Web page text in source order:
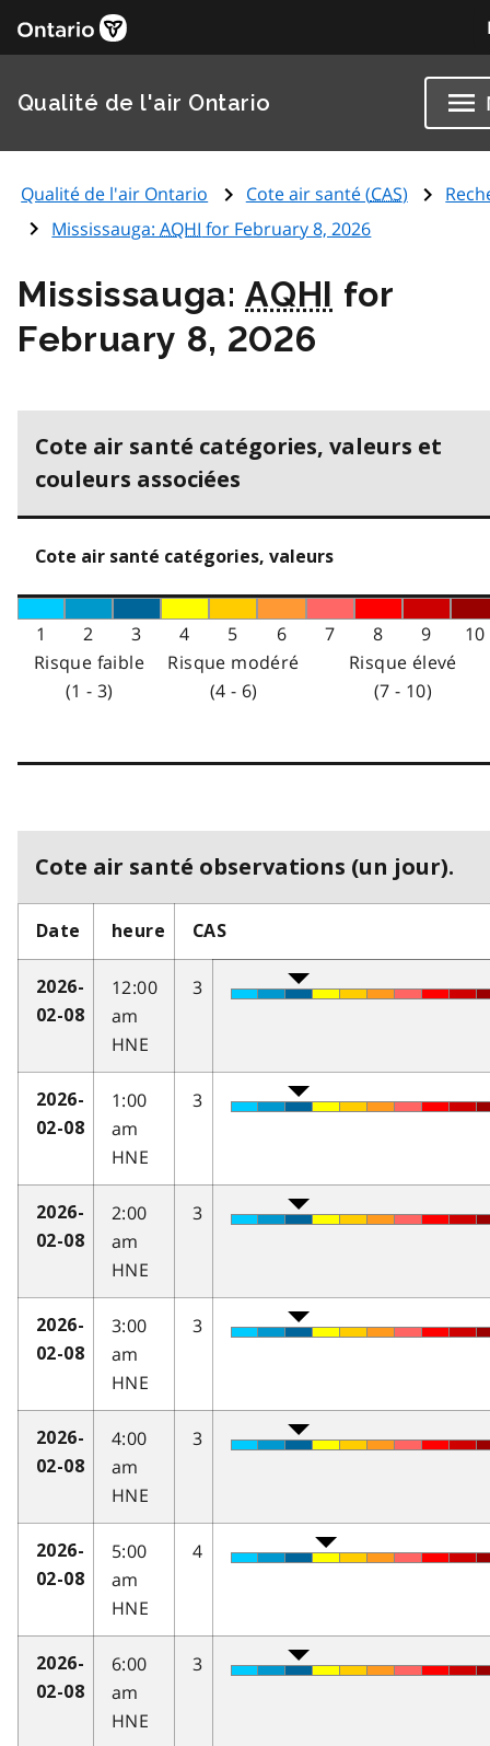
Qualité de l'air Ontario
Qualité de l'air Ontario Cote air santé (CAS)
Mississauga:AQHI for February 8, 2026
Mississauga:AQHI for
February 8, 2026
Cote air santé catégories, valeurs et
couleurs associées
Cote air santé catégories, valeurs
1 2 3 4 5 6 7 8 9
10
Risque faible
(1 - 3)
Risque modéré
(4 - 6)
Risque élevé
(7 - 10)
Cote air santé observations (un jour).
Date heure CAS
2026-
02-08
12:00
am
HNE
3
2026-
02-08
1:00
am
HNE
3
2026-
02-08
2:00
am
HNE
3
2026-
02-08
3:00
am
HNE
3
2026-
02-08
4:00
am
HNE
3
2026-
02-08
5:00
am
HNE
4
2026-
02-08
6:00
am
HNE
3